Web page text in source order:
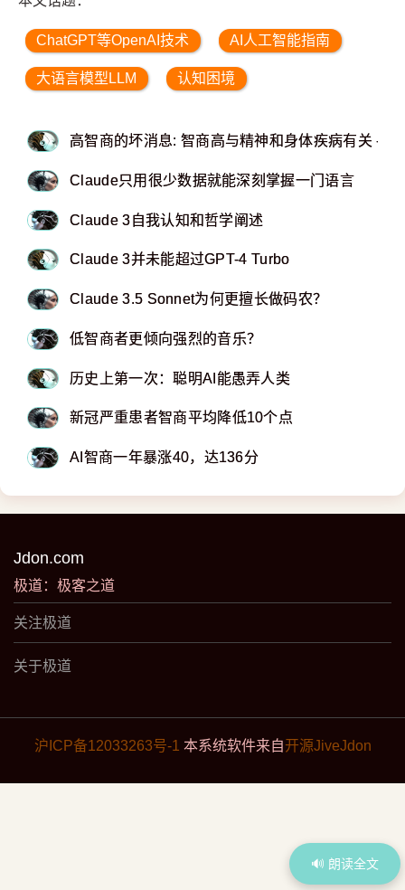
ChatGPT等OpenAI技术 AI人工智能指南
大语言模型LLM 认知困境
高智商的坏消息: 智商高与精神和身体疾病有关 -《
Claude只用很少数据就能深刻掌握一门语言
Claude 3自我认知和哲学阐述
Claude 3并未能超过GPT-4 Turbo
Claude 3.5 Sonnet为何更擅长做码农？
低智商者更倾向强烈的音乐？
历史上第一次：聪明AI能愚弄人类
新冠严重患者智商平均降低10个点
AI智商一年暴涨40，达136分
Jdon.com
极道：极客之道
关注极道
关于极道
沪ICP备12033263号-1 本系统软件来自开源JiveJdon
🔊 朗读全文